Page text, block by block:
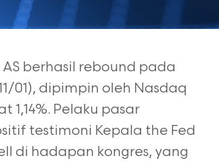
AS berhasil rebound pada
01), dipimpin oleh Nasdaq
1,14%. Pelaku pasar
testimoni Kepala the Fed
di hadapan kongres, yang